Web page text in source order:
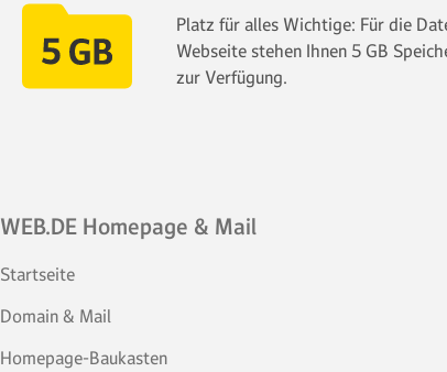
Platz für alles Wichtige: Für die
Webseite stehen Ihnen 5 GB
zur Verfügung.
WEB.DE Homepage & Mail
Startseite
Domain & Mail
Homepage-Baukasten